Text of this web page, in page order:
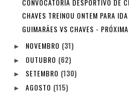
CHAVES TREINOU ONTEM PARA
GUIMARÃES VS CHAVES -
► NOVEMBRO (31)
► OUTUBRO (62)
► SETEMBRO (130)
► AGOSTO (115)